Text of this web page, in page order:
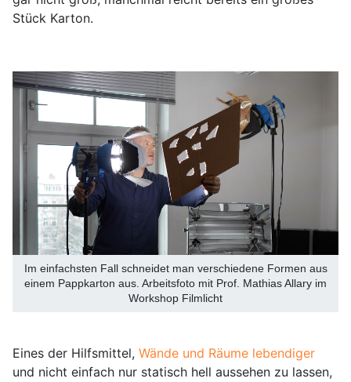
Stück Karton.
Im einfachsten Fall schneidet man verschiedene Formen aus
einem Pappkarton aus. Arbeitsfoto mit Prof. Mathias Allary im
Workshop Filmlicht
Eines der Hilfsmittel, Wände und Räume lebendiger
und nicht einfach nur statisch hell aussehen zu lassen,